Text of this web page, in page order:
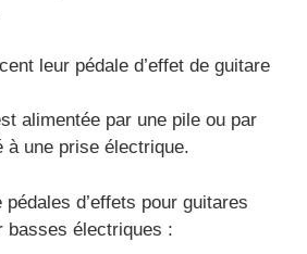
leur pédale d’effet de guitare
alimentée par une pile ou par
à une prise électrique.
d’effets pour guitares
basses électriques :